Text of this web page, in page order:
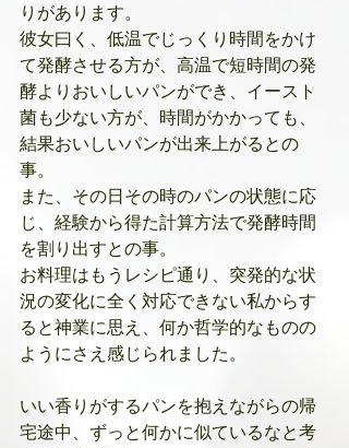
りがあります。
彼女曰く、低温でじっくり時間をかけ
て発酵させる方が、高温で短時間の発
酵よりおいしいパンができ、イースト
菌も少ない方が、時間がかかっても、
結果おいしいパンが出来上がるとの
事。
また、その日その時のパンの状態に応
じ、経験から得た計算方法で発酵時間
を割り出すとの事。
お料理はもうレシピ通り、突発的な状
況の変化に全く対応できない私からす
ると神業に思え、何か哲学的なものの
ようにさえ感じられました。
いい香りがするパンを抱えながらの帰
宅途中、ずっと何かに似ているなと考